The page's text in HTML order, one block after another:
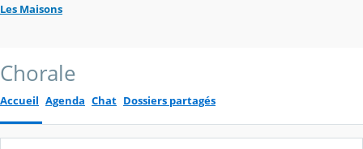
Les Maisons
Chorale
Accueil Agenda Chat Dossiers partagés